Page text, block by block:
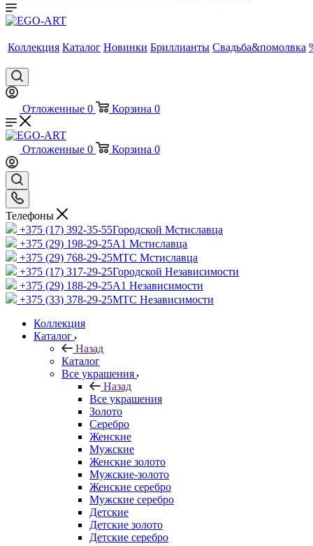
Коллекция Каталог Новинки Бриллианты Свадьба&помолвка
Отложенные 0 Корзина 0
Отложенные 0 Корзина 0
Телефоны
+375 (17) 392-35-55Городской Мстиславца
+375 (29) 198-29-25A1 Мстиславца
+375 (29) 768-29-25МТС Мстиславца
+375 (17) 317-29-25Городской Независимости
+375 (29) 188-29-25A1 Независимости
+375 (33) 378-29-25МТС Независимости
Коллекция
Каталог
Назад
Каталог
Все украшения
Назад
Все украшения
Золото
Серебро
Женские
Мужские
Женские золото
Мужские-золото
Женские серебро
Мужские серебро
Детские
Детские золото
Детские серебро